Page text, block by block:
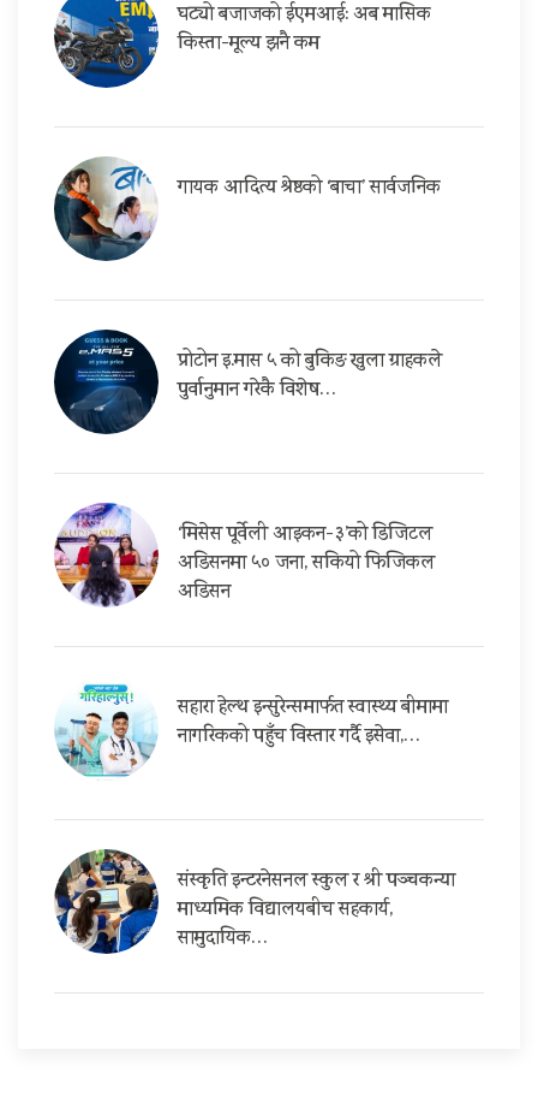
घट्यो बजाजको ईएमआई: अब मासिक
किस्ता-मूल्य झनै कम
गायक आदित्य श्रेष्ठको ‘बाचा’ सार्वजनिक
प्रोटोन इ.मास ५ को बुकिङ खुला ग्राहकले
पुर्वानुमान गरेकै विशेष…
‘मिसेस पूर्वेली आइकन-३’को डिजिटल
अडिसनमा ५० जना, सकियो फिजिकल
अडिसन
सहारा हेल्थ इन्सुरेन्समार्फत स्वास्थ्य बीमामा
नागरिकको पहुँच विस्तार गर्दै इसेवा,…
संस्कृति इन्टरनेसनल स्कुल र श्री पञ्चकन्या
माध्यमिक विद्यालयबीच सहकार्य,
सामुदायिक…